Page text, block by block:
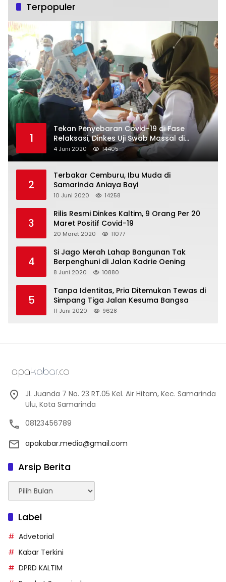
Terpopuler
1
Tekan Penyebaran Covid-19 di Fase
Relaksasi, Dinkes Uji Swab Massal di
Pelabuhan Samarinda
4 Juni 2020 14405
2
Terbakar Cemburu, Ibu Muda di
Samarinda Aniaya Bayi
10 Juni 2020 14258
3
Rilis Resmi Dinkes Kaltim, 9 Orang Per 20
Maret Positif Covid-19
20 Maret 2020 11077
4
Si Jago Merah Lahap Bangunan Tak
Berpenghuni di Jalan Kadrie Oening
8 Juni 2020 10880
5
Tanpa Identitas, Pria Ditemukan Tewas di
Simpang Tiga Jalan Kesuma Bangsa
11 Juni 2020 9628
Jl. Juanda 7 No. 23 RT.05 Kel. Air Hitam, Kec. Samarinda
Ulu, Kota Samarinda
08123456789
apakabar.media@gmail.com
Arsip Berita
Arsip
Berita
Label
Advetorial
Kabar Terkini
DPRD KALTIM